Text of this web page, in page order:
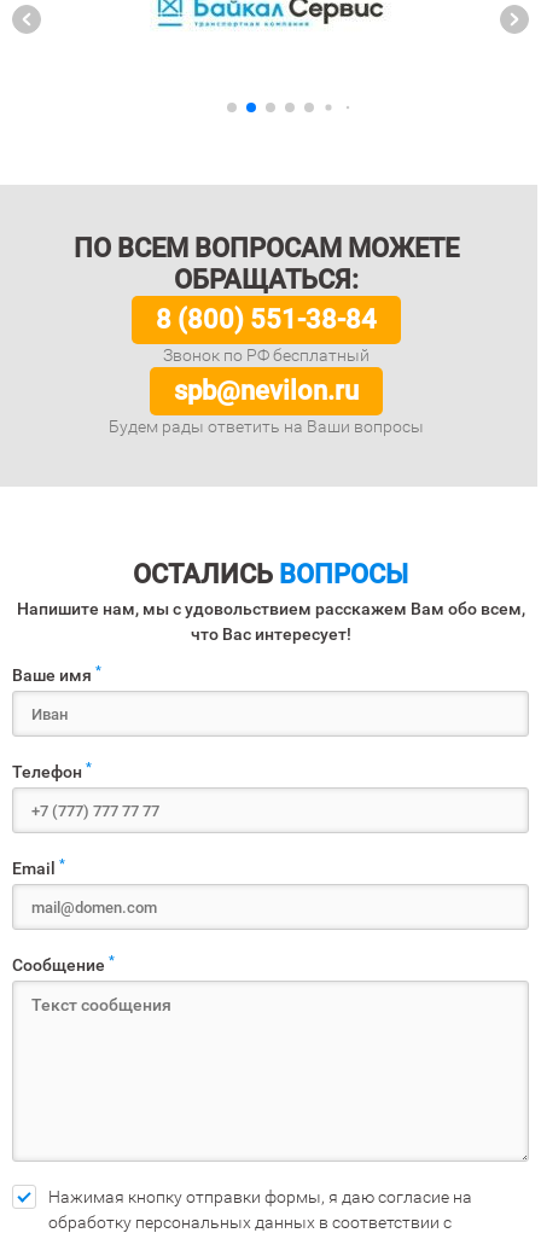
ПО ВСЕМ ВОПРОСАМ МОЖЕТЕ
ОБРАЩАТЬСЯ:
8 (800) 551-38-84
Звонок по РФ бесплатный
spb@nevilon.ru
Будем рады ответить на Ваши вопросы
ОСТАЛИСЬ ВОПРОСЫ
Напишите нам, мы с удовольствием расскажем Вам обо всем,
что Вас интересует!
Ваше имя *
Телефон *
Email *
Сообщение *
Нажимая кнопку отправки формы, я даю согласие на
обработку персональных данных в соответствии с